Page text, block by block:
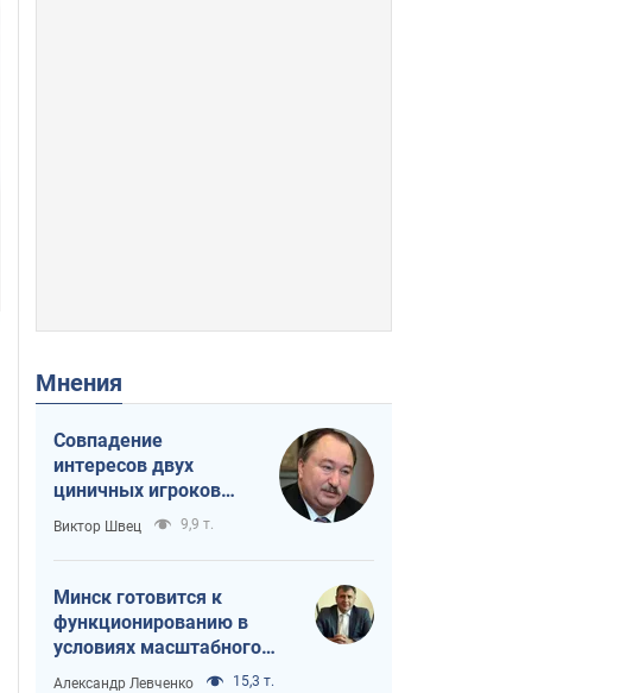
Мнения
Совпадение
интересов двух
циничных игроков
или тайный план
Трампа и Путина?
Виктор Швец 9,9 т.
Минск готовится к
функционированию в
условиях масштабного
военного кризиса
Александр Левченко 15,3 т.